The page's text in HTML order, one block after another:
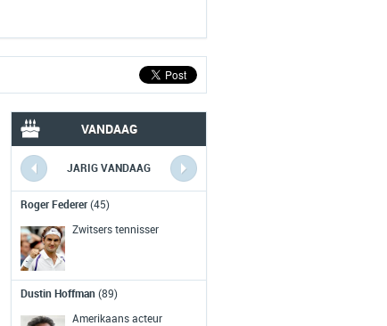
VANDAAG
JARIG VANDAAG
Roger Federer (45)
Zwitsers tennisser
Dustin Hoffman (89)
Amerikaans acteur